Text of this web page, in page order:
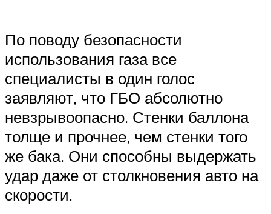
По поводу безопасности
использования газа все
специалисты в один голос
заявляют, что ГБО абсолютно
невзрывоопасно. Стенки баллона
толще и прочнее, чем стенки того
же бака. Они способны выдержать
удар даже от столкновения авто на
скорости.